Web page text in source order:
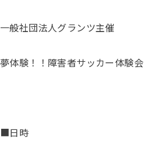
一般社団法人グランツ主催
夢体験！！障害者サッカー体験会
■日時